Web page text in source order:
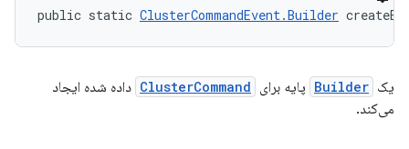
public static ClusterCommandEvent.Builder
یک Builder پایه برای ClusterCommand داده شده ایجاد
می‌کند.